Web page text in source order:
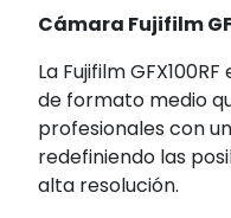
Cámara Fujifilm
La Fujifilm
de formato medio
profesionales con
redefiniendo las
alta resolución.